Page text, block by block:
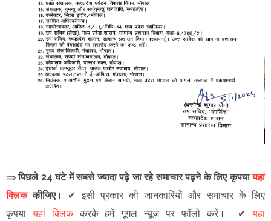
⇒ पिछले 24 घंटे में सबसे ज्यादा पढ़े जा रहे समाचार पढ़ने के लिए कृपयायहां
क्लिककीजिए। ✔ इसी प्रकार की जानकारियों और समाचार के लिए
कृपयायहां क्लिककरके हमें गूगल न्यूज़ पर फॉलो करें। ✔यहां